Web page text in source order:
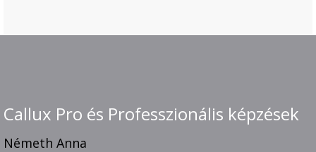
Callux Pro és Professzionális képzések
Németh Anna